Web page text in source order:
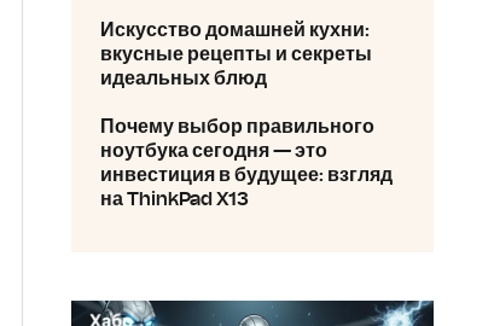
Искусство домашней кухни:
вкусные рецепты и секреты
идеальных блюд
Почему выбор правильного
ноутбука сегодня — это
инвестиция в будущее: взгляд
на ThinkPad X13